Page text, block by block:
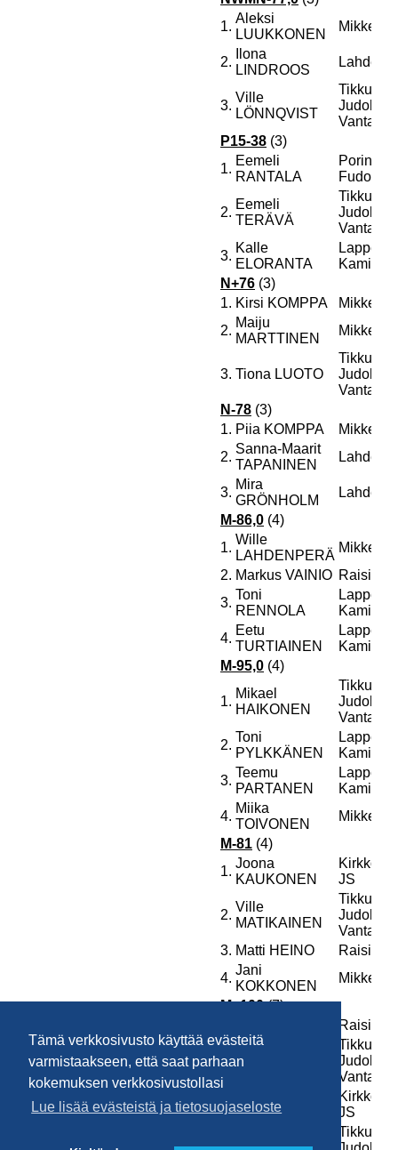
Tämä verkkosivusto käyttää evästeitä
varmistaakseen, että saat parhaan
kokemuksen verkkosivustollasi
Lue lisää evästeistä ja tietosuojaseloste